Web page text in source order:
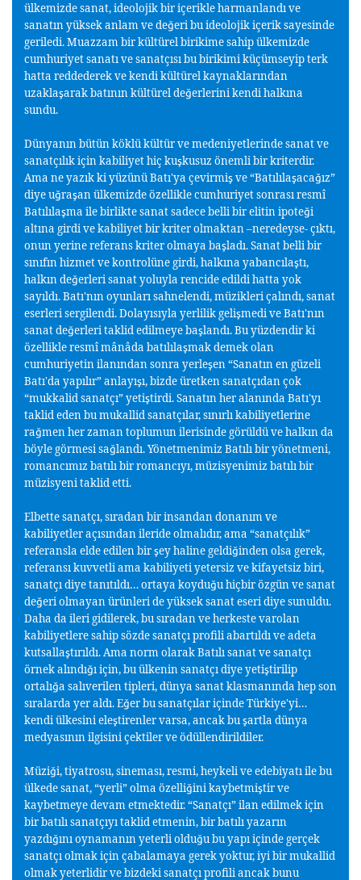
ülkemizde sanat, ideolojik bir içerikle harmanlandı ve
sanatın yüksek anlam ve değeri bu ideolojik içerik sayesinde
geriledi. Muazzam bir kültürel birikime sahip ülkemizde
cumhuriyet sanatı ve sanatçısı bu birikimi küçümseyip terk
hatta reddederek ve kendi kültürel kaynaklarından
uzaklaşarak batının kültürel değerlerini kendi halkına
sundu.
Dünyanın bütün köklü kültür ve medeniyetlerinde sanat ve
sanatçılık için kabiliyet hiç kuşkusuz önemli bir kriterdir.
Ama ne yazık ki yüzünü Batı'ya çevirmiş ve “Batılılaşacağız”
diye uğraşan ülkemizde özellikle cumhuriyet sonrası resmî
Batılılaşma ile birlikte sanat sadece belli bir elitin ipoteği
altına girdi ve kabiliyet bir kriter olmaktan –neredeyse- çıktı,
onun yerine referans kriter olmaya başladı. Sanat belli bir
sınıfın hizmet ve kontrolüne girdi, halkına yabancılaştı,
halkın değerleri sanat yoluyla rencide edildi hatta yok
sayıldı. Batı'nın oyunları sahnelendi, müzikleri çalındı, sanat
eserleri sergilendi. Dolayısıyla yerlilik gelişmedi ve Batı'nın
sanat değerleri taklid edilmeye başlandı. Bu yüzdendir ki
özellikle resmî mânâda batılılaşmak demek olan
cumhuriyetin ilanından sonra yerleşen “Sanatın en güzeli
Batı'da yapılır” anlayışı, bizde üretken sanatçıdan çok
“mukkalid sanatçı” yetiştirdi. Sanatın her alanında Batı'yı
taklid eden bu mukallid sanatçılar, sınırlı kabiliyetlerine
rağmen her zaman toplumun ilerisinde görüldü ve halkın da
böyle görmesi sağlandı. Yönetmenimiz Batılı bir yönetmeni,
romancımız batılı bir romancıyı, müzisyenimiz batılı bir
müzisyeni taklid etti.
Elbette sanatçı, sıradan bir insandan donanım ve
kabiliyetler açısından ileride olmalıdır, ama “sanatçılık”
referansla elde edilen bir şey haline geldiğinden olsa gerek,
referansı kuvvetli ama kabiliyeti yetersiz ve kifayetsiz biri,
sanatçı diye tanıtıldı… ortaya koyduğu hiçbir özgün ve sanat
değeri olmayan ürünleri de yüksek sanat eseri diye sunuldu.
Daha da ileri gidilerek, bu sıradan ve herkeste varolan
kabiliyetlere sahip sözde sanatçı profili abartıldı ve adeta
kutsallaştırıldı. Ama norm olarak Batılı sanat ve sanatçı
örnek alındığı için, bu ülkenin sanatçı diye yetiştirilip
ortalığa salıverilen tipleri, dünya sanat klasmanında hep son
sıralarda yer aldı. Eğer bu sanatçılar içinde Türkiye'yi…
kendi ülkesini eleştirenler varsa, ancak buşartla dünya
medyasının ilgisini çektiler ve ödüllendirildiler.
Müziği, tiyatrosu, sineması, resmi, heykeli ve edebiyatı ile bu
ülkede sanat, “yerli” olma özelliğini kaybetmiştir ve
kaybetmeye devam etmektedir. “Sanatçı” ilan edilmek için
bir batılı sanatçıyı taklid etmenin, bir batılı yazarın
yazdığını oynamanın yeterli olduğu bu yapı içinde gerçek
sanatçı olmak için çabalamaya gerek yoktur, iyi bir mukallid
olmak yeterlidir ve bizdeki sanatçı profili ancak bunu